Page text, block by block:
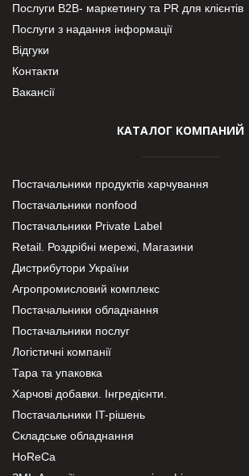
Послуги В2В- маркетингу та PR для клієнтів
Послуги з надання інформації
Відгуки
Контакти
Вакансії
КАТАЛОГ КОМПАНИЙ
Постачальники продуктів харчування
Постачальники nonfood
Постачальники Private Label
Retail. Роздрібні мережі, Магазини
Дистрибутори України
Агропромисловий комплекс
Постачальники обладнання
Постачальники послуг
Логістичні компанії
Тара та упаковка
Харчові добавки. Інгредієнти.
Постачальники IT-рішень
Складське обладнання
HoReCa